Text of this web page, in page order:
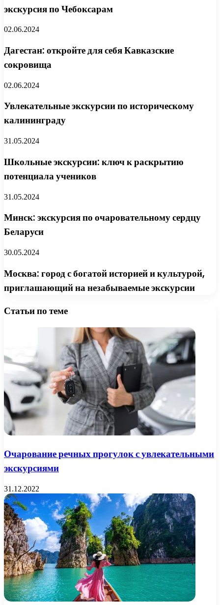
экскурсия по Чебоксарам
02.06.2024
Дагестан: откройте для себя Кавказские
сокровища
02.06.2024
Увлекательные экскурсии по историческому
калининграду
31.05.2024
Школьные экскурсии: ключ к раскрытию
потенциала учеников
31.05.2024
Минск: экскурсия по очаровательному сердцу
Беларуси
30.05.2024
Москва: город с богатой историей и культурой,
приглашающий на незабываемые экскурсии
Статьи по теме
Очарование речных прогулок с увлекательными
экскурсиями
31.12.2022